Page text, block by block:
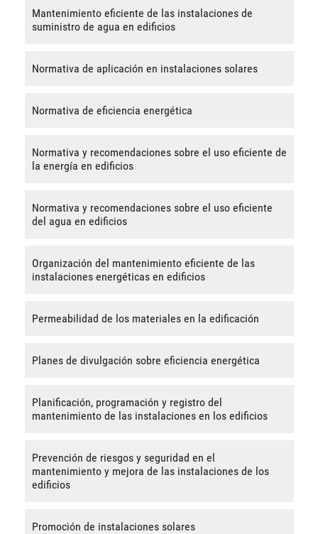
Mantenimiento eficiente de las instalaciones de
suministro de agua en edificios
Normativa de aplicación en instalaciones solares
Normativa de eficiencia energética
Normativa y recomendaciones sobre el uso eficiente de
la energía en edificios
Normativa y recomendaciones sobre el uso eficiente
del agua en edificios
Organización del mantenimiento eficiente de las
instalaciones energéticas en edificios
Permeabilidad de los materiales en la edificación
Planes de divulgación sobre eficiencia energética
Planificación, programación y registro del
mantenimiento de las instalaciones en los edificios
Prevención de riesgos y seguridad en el
mantenimiento y mejora de las instalaciones de los
edificios
Promoción de instalaciones solares